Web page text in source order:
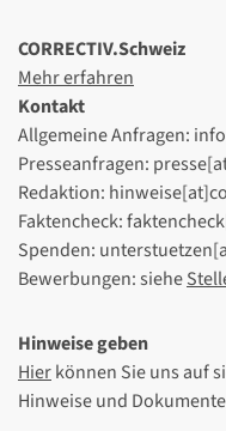
CORRECTIV.Schweiz
Mehr erfahren
Kontakt
Allgemeine Anfragen:
Presseanfragen:
Redaktion:
Faktencheck:
Spenden:
Bewerbungen: siehe
Hinweise geben
Hierkönnen Sie uns auf
Hinweise und